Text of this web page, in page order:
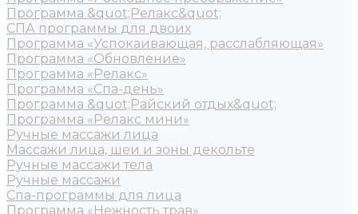
Программа &quot;Релакс&quot;
СПА программы для двоих
Программа «Успокаивающая, расслабляющая»
Программа «Обновление»
Программа «Релакс»
Программа «Спа-день»
Программа &quot;Райский отдых&quot;
Программа «Релакс мини»
Ручные массажи лица
Массажи лица, шеи и зоны декольте
Ручные массажи тела
Ручные массажи
Спа-программы для лица
Программа «Нежность трав»